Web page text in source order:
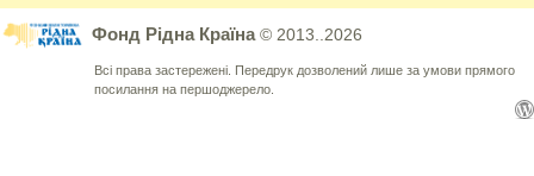
Фонд Рідна Країна© 2013..2026
Всі права застережені. Передрук дозволений лише за умови прямого
посилання на першоджерело.